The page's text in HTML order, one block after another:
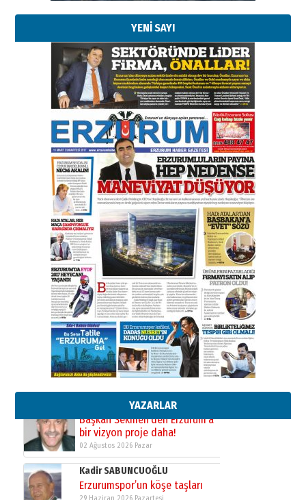
YENİ SAYI
YAZARLAR
Kenan GÜLERCİ
Murat Şahsuvaroğlu ERKON’da
çıtayı yukarı taşırken,
yönetimdekiler aşağı
çekmemeli!
17 Şubat 2026 SalıOrhan BOZKURT
Bir fotoğraf, bir şehir, bir
gazeteci… Dizginler kimin
elinde?
31 Mart 2026 Salı
A. Berhan Yılmaz
BİR BÖLÜM DEĞİL, BİR ÖMÜR
SEÇİYORSUNUZ… “NEDEN
ATATÜRK ÜNİVERSİTESİ?”
28 Temmuz 2026 Salı
Ahmet Gökhan YAZICI
Ahmed Yesevi’den bir Alperen…
”Reisimiz” idi… Hakka yürüdü.!
26 Mart 2026 Perşembe
Cem Bakırcı
Ardında bıraktığı hatıralarıyla
gönül adamı Faruk Terzioğlu!
13 Mayıs 2026 Çarşamba
Esat BİNDESEN
Başkan Sekmen’den Erzurum’a
bir vizyon proje daha!
02 Ağustos 2026 Pazar
Kadir SABUNCUOĞLU
Erzurumspor’un köşe taşları
Kenan GÜLERCİ